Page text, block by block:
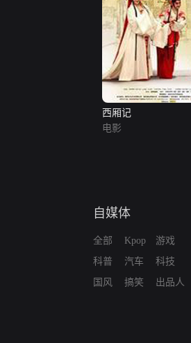
西厢记
电影
自媒体
全部
科普
国风
Kpop
汽车
搞笑
游戏
科技
出品人